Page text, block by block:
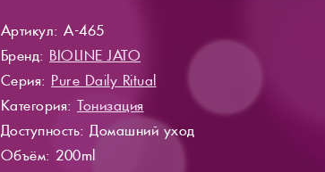
Артикул: A-465
Бренд: BIOLINE JATO
Серия: Pure Daily Ritual
Категория: Тонизация
Доступность: Домашний уход
Объём: 200ml